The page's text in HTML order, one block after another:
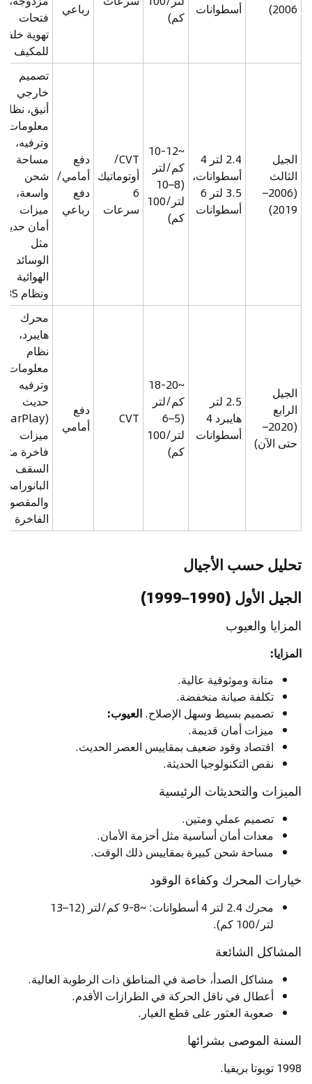
2006)
أسطوانات
كم)
رباعي
فتحات
تهوية
للمكيف
الجيل
الثالث
(2006–
2019)
2.4 لتر 4
أسطوانات،
3.5 لتر 6
أسطوانات
~10-12
كم/لتر
(8–10
لتر/100
كم)
CVT/
أوتوماتيك
6
سرعات
دفع
أمامي/
دفع
رباعي
تصميم
خارجي
أنيق، نظام
معلومات
وترفيه،
مساحة
شحن
واسعة،
ميزات
أمان حديثة
مثل
الوسائد
الهوائية
ونظام ABS
الجيل
الرابع
(2020–
حتى الآن)
2.5 لتر
هايبرد 4
أسطوانات
~18-20
كم/لتر
(5–6
لتر/100
كم)
CVT
دفع
أمامي
محرك
هايبرد،
نظام
معلومات
وترفيه
حديث
ميزات
فاخرة مثل
السقف
البانورامي
الفاخرة
تحليل حسب الأجيال
الجيل الأول (1990–1999)
المزايا والعيوب
المزايا:
متانة وموثوقية عالية.
تكلفة صيانة منخفضة.
تصميم بسيط وسهل الإصلاح. العيوب:
ميزات أمان قديمة.
اقتصاد وقود ضعيف بمقاييس العصر الحديث.
نقص التكنولوجيا الحديثة.
الميزات والتحديثات الرئيسية
تصميم عملي ومتين.
معدات أمان أساسية مثل أحزمة الأمان.
مساحة شحن كبيرة بمقاييس ذلك الوقت.
خيارات المحرك وكفاءة الوقود
محرك 2.4 لتر 4 أسطوانات: ~8-9 كم/لتر (12–13
لتر/100 كم).
المشاكل الشائعة
مشاكل الصدأ، خاصة في المناطق ذات الرطوبة العالية.
أعطال في ناقل الحركة في الطرازات الأقدم.
صعوبة العثور على قطع الغيار.
السنة الموصى بشرائها
1998 تويوتا بريفيا.